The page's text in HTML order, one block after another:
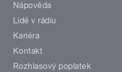
Nápověda
Lidé v rádiu
Kariéra
Kontakt
Rozhlasový poplatek